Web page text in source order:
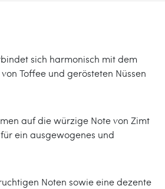
sich harmonisch mit dem
Toffee und gerösteten Nüssen
auf die würzige Note von Zimt
ein ausgewogenes und
Noten sowie eine dezente